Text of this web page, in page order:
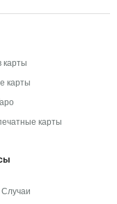
карты
карты
карты